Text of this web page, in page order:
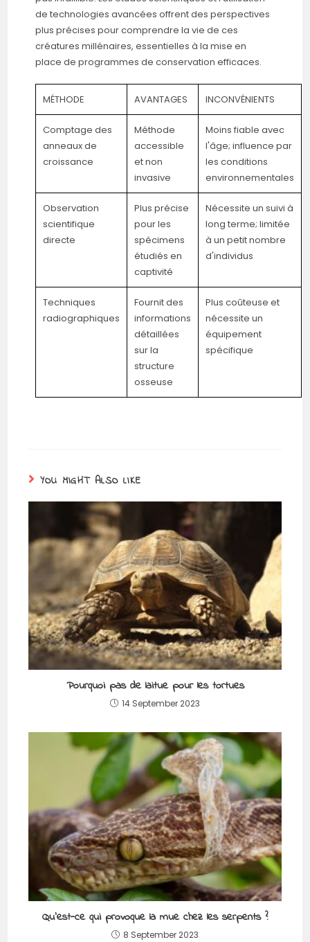
de technologies avancées offrent des perspectives
plus précises pour comprendre la vie de ces
créatures millénaires, essentielles à la mise en
place de programmes de conservation efficaces.
MÉTHODE AVANTAGES INCONVÉNIENTS
Comptage des
anneaux de
croissance
Méthode
accessible
et non
invasive
Moins fiable avec
l'âge; influence par
les conditions
environnementales
Observation
scientifique
directe
Plus précise
pour les
spécimens
étudiés en
captivité
Nécessite un suivi à
long terme; limitée
à un petit nombre
d'individus
Techniques
radiographiques
Fournit des
informations
détaillées
sur la
structure
osseuse
Plus coûteuse et
nécessite un
équipement
spécifique
YOU MIGHT ALSO LIKE
Pourquoi pas de laitue pour les tortues
14 September 2023
Qu’est-ce qui provoque la mue chez les serpents ?
8 September 2023